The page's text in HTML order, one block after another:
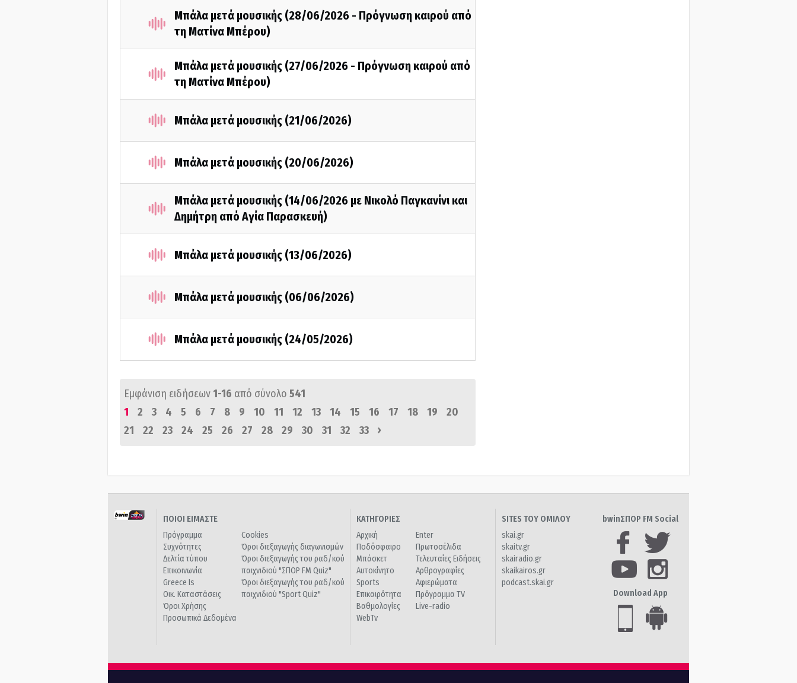
Μπάλα μετά μουσικής (28/06/2026 - Πρόγνωση καιρού από
τη Ματίνα Μπέρου)
Μπάλα μετά μουσικής (27/06/2026 - Πρόγνωση καιρού από
τη Ματίνα Μπέρου)
Μπάλα μετά μουσικής (21/06/2026)
Μπάλα μετά μουσικής (20/06/2026)
Μπάλα μετά μουσικής (14/06/2026 με Νικολό Παγκανίνι και
Δημήτρη από Αγία Παρασκευή)
Μπάλα μετά μουσικής (13/06/2026)
Μπάλα μετά μουσικής (06/06/2026)
Μπάλα μετά μουσικής (24/05/2026)
Εμφάνιση ειδήσεων1-16 από σύνολο 541
1
2 3 4 5 6 7 8 9 10 11 12 13 14 15 16 17 18 19
20
21
22 23 24 25 26 27 28 29 30 31 32 33 ›
ΠΟΙΟΙ ΕΙΜΑΣΤΕ
Πρόγραμμα
Συχνότητες
Δελτία τύπου
Επικοινωνία
Greece Is
Οικ. Καταστάσεις
Όροι Χρήσης
Προσωπικά Δεδομένα
Cookies
Όροι διεξαγωγής διαγωνισμών
Όροι διεξαγωγής του ραδ/κού
παιχνιδιού "ΣΠΟΡ FM Quiz"
Όροι διεξαγωγής του ραδ/κού
παιχνιδιού "Sport Quiz"
ΚΑΤΗΓΟΡΙΕΣ
Αρχική
Ποδόσφαιρο
Μπάσκετ
Αυτοκίνητο
Sports
Επικαιρότητα
Βαθμολογίες
WebTv
Enter
Πρωτοσέλιδα
Τελευταίες Ειδήσεις
Αρθρογραφίες
Αφιερώματα
Πρόγραμμα TV
Live-radio
SITES ΤΟΥ ΟΜΙΛΟΥ
skai.gr
skaitv.gr
skairadio.gr
skaikairos.gr
podcast.skai.gr
bwinΣΠΟΡ FM Social
Download App